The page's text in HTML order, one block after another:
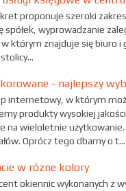
proponuje szeroki
spółek, wyprowadzanie
którym znajduje się biuro i
- najlepszy
internetowy, w którym
produkty wysokiej
na wieloletnie
Oprócz tego dbamy o t...
w rózne kolory
okiennic wykonanych z